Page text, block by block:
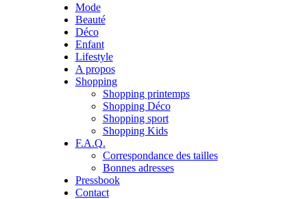
Mode
Beauté
Déco
Enfant
Lifestyle
A propos
Shopping
Shopping printemps
Shopping Déco
Shopping sport
Shopping Kids
F.A.Q.
Correspondance des tailles
Bonnes adresses
Pressbook
Contact